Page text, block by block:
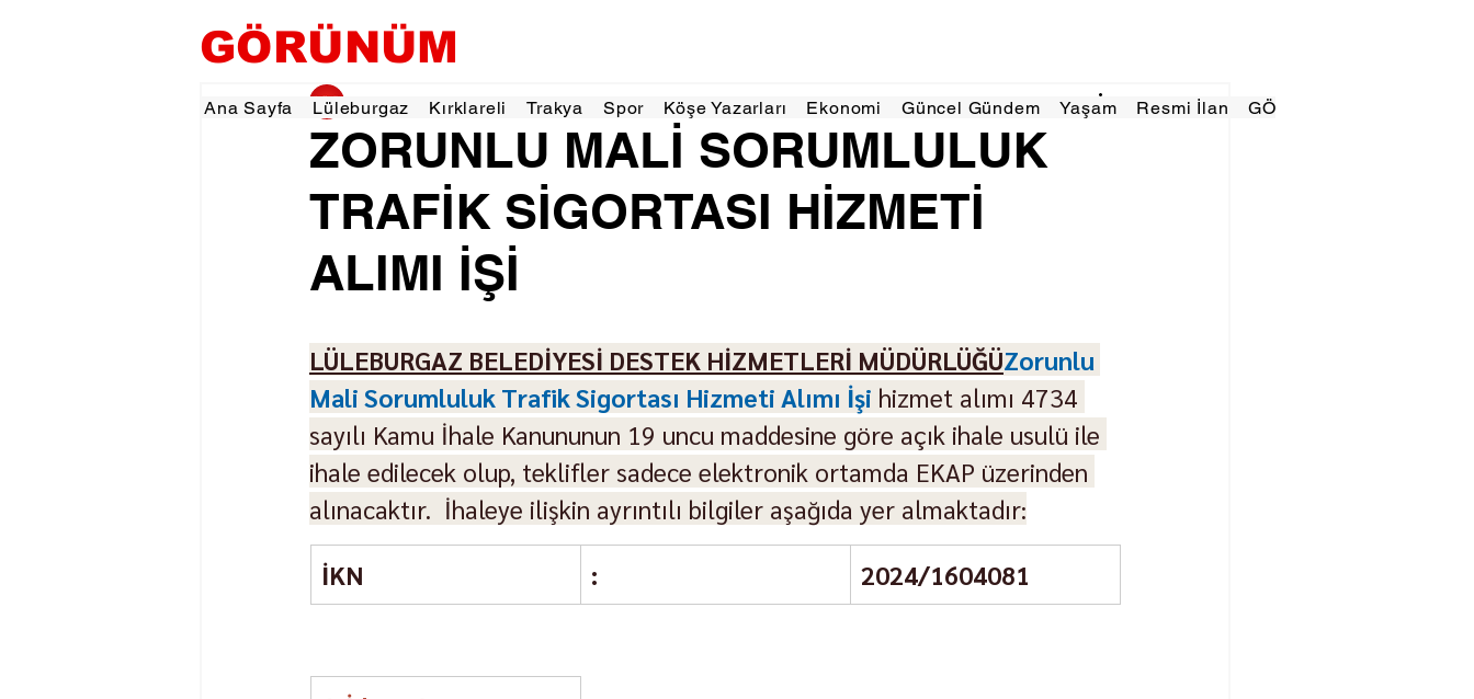
GÖRÜNÜM
Ana Sayfa Lüleburgaz Kırklareli Trakya Spor Köşe Yazarları Ekonomi Güncel Gündem Yaşam Resmi İlan GÖRÜNÜMTV
ZORUNLU MALİ SORUMLULUK
TRAFİK SİGORTASI HİZMETİ
ALIMI İŞİ
gorunumhaber 25 Kas 20242 dakikada okunur
LÜLEBURGAZ BELEDİYESİ DESTEK HİZMETLERİ MÜDÜRLÜĞÜZorunlu
Mali Sorumluluk Trafik Sigortası Hizmeti Alımı İşi hizmet alımı 4734
sayılı Kamu İhale Kanununun 19 uncu maddesine göre açık ihale usulü ile
ihale edilecek olup, teklifler sadece elektronik ortamda EKAP üzerinden
alınacaktır.  İhaleye ilişkin ayrıntılı bilgiler aşağıda yer almaktadır:
İKN
: 2024/1604081